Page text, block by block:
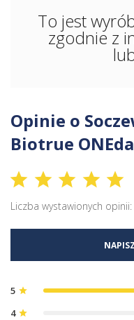
To jest
zgodnie z
Opinie o
Biotrue
Liczba wystawionych opinii:
5 star
4 star